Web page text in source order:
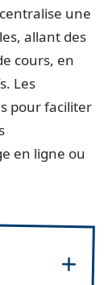
une
allant des
cours, en
Les
pour faciliter
en ligne ou